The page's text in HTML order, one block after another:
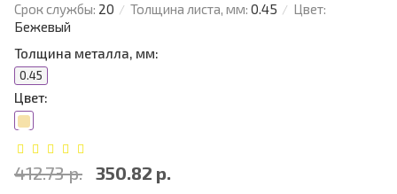
Срок службы: 20 Толщина листа, мм: 0.45
Цвет:
Бежевый
Толщина металла, мм:
0.45
Цвет:
412.73 р. 350.82 р.